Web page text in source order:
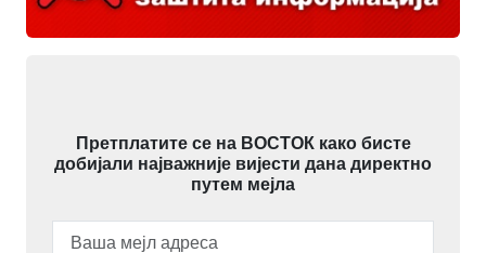
Претплатите се на ВОСТОК како бисте
добијали најважније вијести дана директно
путем мејла